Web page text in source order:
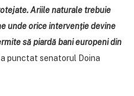
Ariile naturale trebuie
unde orice intervenție devine
să piardă bani europeni din
a punctat senatorul Doina